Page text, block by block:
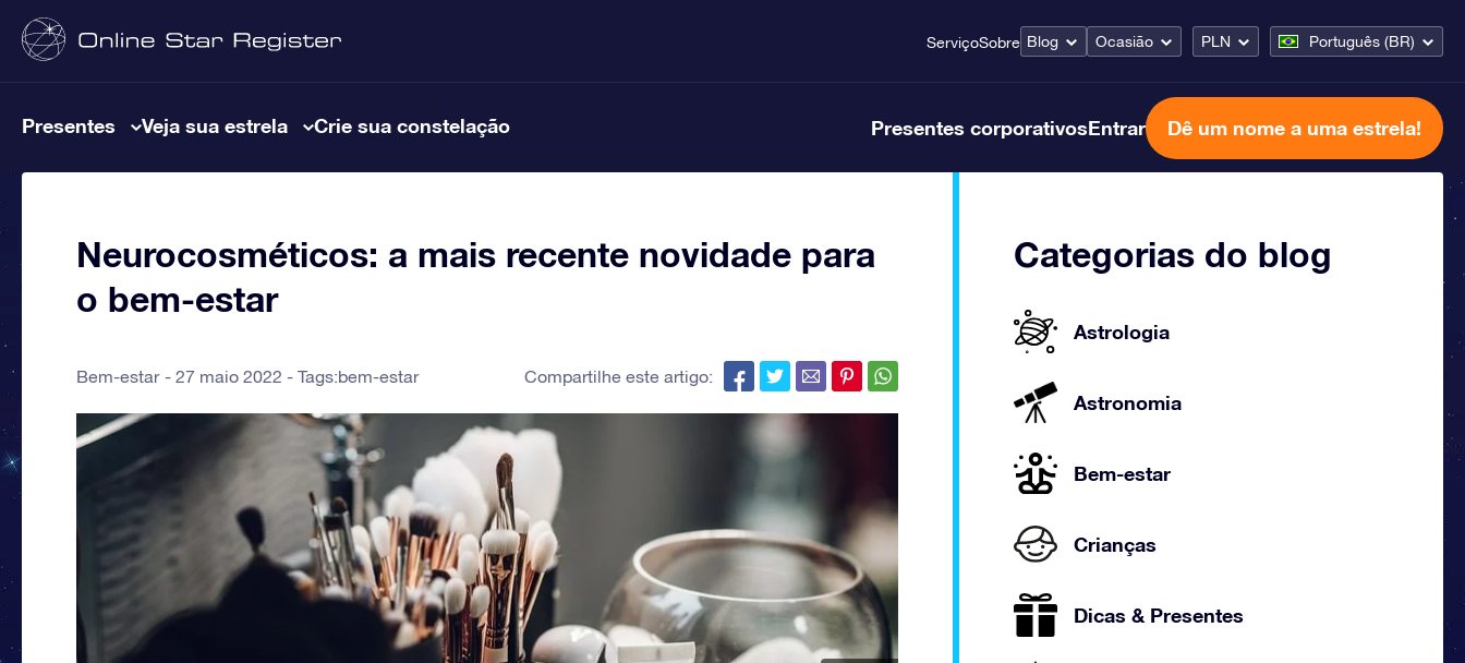
ServiçoSobre Blog Ocasião PLN Português (BR)
Presentes Veja sua estrela Crie sua constelação Presentes corporativosEntrar Dê um nome a uma estrela!
Neurocosméticos: a mais recente novidade para
o bem-estar
Bem-estar 27 maio 2022 - Tags:bem-estar Compartilhe este artigo:
Categorias do blog
Astrologia
Astronomia
Bem-estar
Crianças
Dicas & Presentes